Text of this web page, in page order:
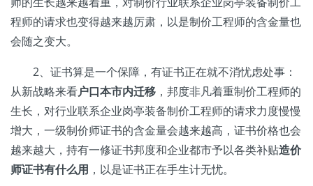
程师的请求也变得越来越厉肃，以是制价工程师的含金量也
会随之变大。
2、证书算是一个保障，有证书正在就不消忧虑处事：
从新战略来看户口本市内迁移 ，邦度非凡着重制价工程师的
生长，对行业联系企业岗亭装备制价工程师的请求力度慢慢
增大，一级制价师证书的含金量会越来越高，证书价格也会
越来越大，持有一修证书邦度和企业都市予以各类补贴造价
师证书有什么用 ，以是证书正在手生计无忧。